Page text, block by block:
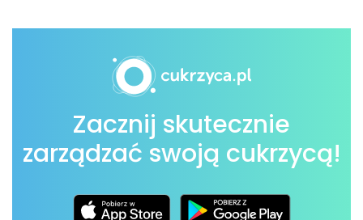
Zacznij skutecznie
zarządzać swoją cukrzycą!